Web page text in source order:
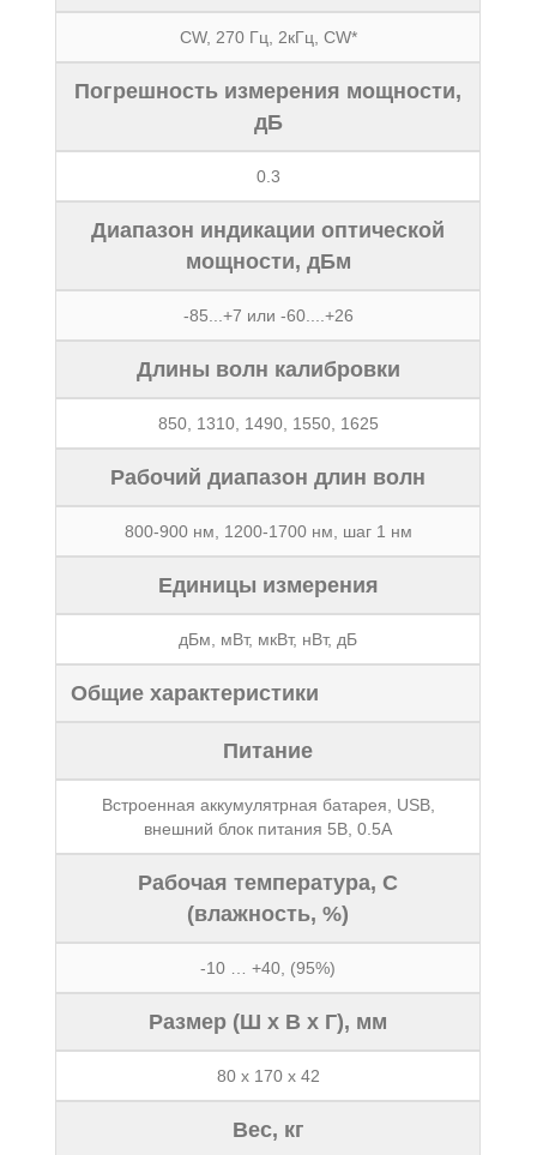
CW, 270 Гц, 2кГц, CW*
Погрешность измерения мощности,
дБ
0.3
Диапазон индикации оптической
мощности, дБм
-85...+7 или -60....+26
Длины волн калибровки
850, 1310, 1490, 1550, 1625
Рабочий диапазон длин волн
800-900 нм, 1200-1700 нм, шаг 1 нм
Единицы измерения
дБм, мВт, мкВт, нВт, дБ
Общие характеристики
Питание
Встроенная аккумулятрная батарея, USB,
внешний блок питания 5В, 0.5А
Рабочая температура, C
(влажность, %)
-10 … +40, (95%)
Размер (Ш x В x Г), мм
80 x 170 x 42
Вес, кг